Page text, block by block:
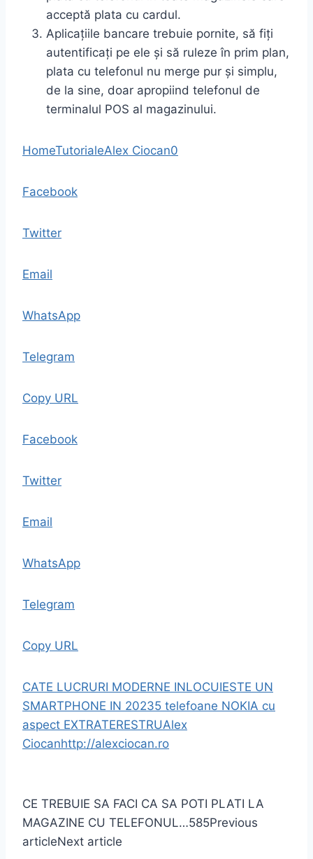
acceptă plata cu cardul.
Aplicațiile bancare trebuie pornite, să fiți
autentificați pe ele și să ruleze în prim plan,
plata cu telefonul nu merge pur și simplu,
de la sine, doar apropiind telefonul de
terminalul POS al magazinului.
HomeTutorialeAlex Ciocan0
Facebook
Twitter
Email
WhatsApp
Telegram
Copy URL
Facebook
Twitter
Email
WhatsApp
Telegram
Copy URL
CATE LUCRURI MODERNE INLOCUIESTE UN
SMARTPHONE IN 20235 telefoane NOKIA cu
aspect EXTRATERESTRUAlex
Ciocanhttp://alexciocan.ro
CE TREBUIE SA FACI CA SA POTI PLATI LA
MAGAZINE CU TELEFONUL…585Previous
articleNext article